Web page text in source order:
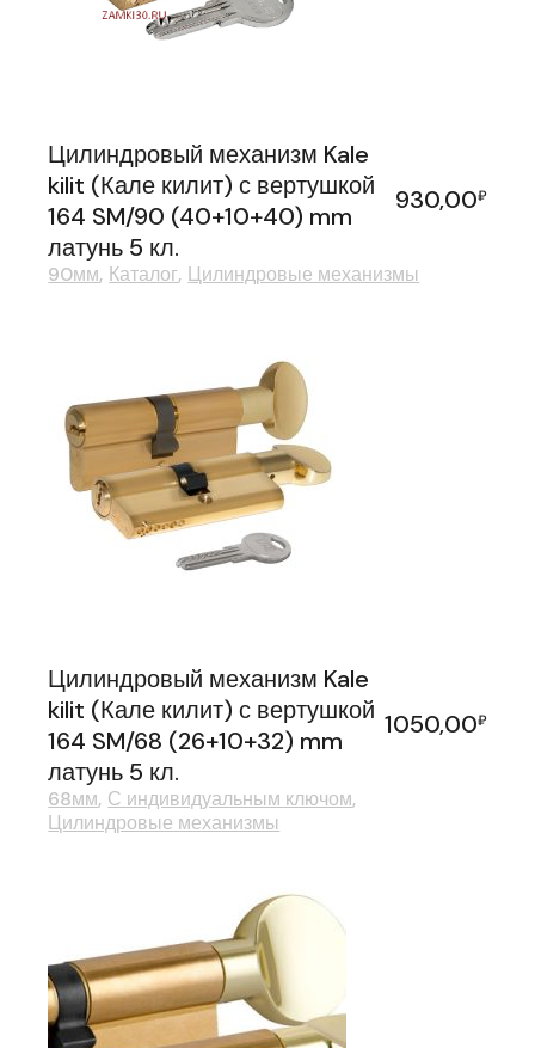
Цилиндровый механизм Kale
kilit (Кале килит) с вертушкой
164 SM/90 (40+10+40) mm
латунь 5 кл.
930,00₽
90мм Каталог Цилиндровые механизмы
Цилиндровый механизм Kale
kilit (Кале килит) с вертушкой
164 SM/68 (26+10+32) mm
латунь 5 кл.
1050,00₽
68мм С индивидуальным ключом
Цилиндровые механизмы